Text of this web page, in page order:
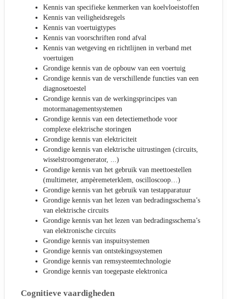
Kennis van specifieke kenmerken van koelvloeistoffen
Kennis van veiligheidsregels
Kennis van voertuigtypes
Kennis van voorschriften rond afval
Kennis van wetgeving en richtlijnen in verband met
voertuigen
Grondige kennis van de opbouw van een voertuig
Grondige kennis van de verschillende functies van een
diagnosetoestel
Grondige kennis van de werkingsprincipes van
motormanagementsystemen
Grondige kennis van een detectiemethode voor
complexe elektrische storingen
Grondige kennis van elektriciteit
Grondige kennis van elektrische uitrustingen (circuits,
wisselstroomgenerator, ...)
Grondige kennis van het gebruik van meettoestellen
(multimeter, ampèremeterklem, oscilloscoop…)
Grondige kennis van het gebruik van testapparatuur
Grondige kennis van het lezen van bedradingsschema’s
van elektrische circuits
Grondige kennis van het lezen van bedradingsschema’s
van elektronische circuits
Grondige kennis van inspuitsystemen
Grondige kennis van ontstekingssystemen
Grondige kennis van remsysteemtechnologie
Grondige kennis van toegepaste elektronica
Cognitieve vaardigheden